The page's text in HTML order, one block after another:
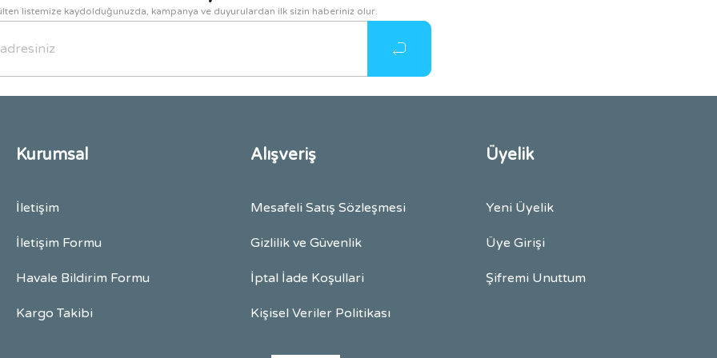
listemize kaydolduğunuzda, kampanya ve duyurulardan ilk sizin haberiniz olur.
Kurumsal
İletişim
İletişim Formu
Havale Bildirim Formu
Kargo Takibi
Alışveriş
Mesafeli Satış Sözleşmesi
Gizlilik ve Güvenlik
İptal İade Koşullari
Kişisel Veriler Politikası
Üyelik
Yeni Üyelik
Üye Girişi
Şifremi Unuttum